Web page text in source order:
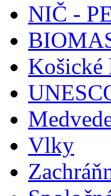
NIČ -
Košické
Vlky